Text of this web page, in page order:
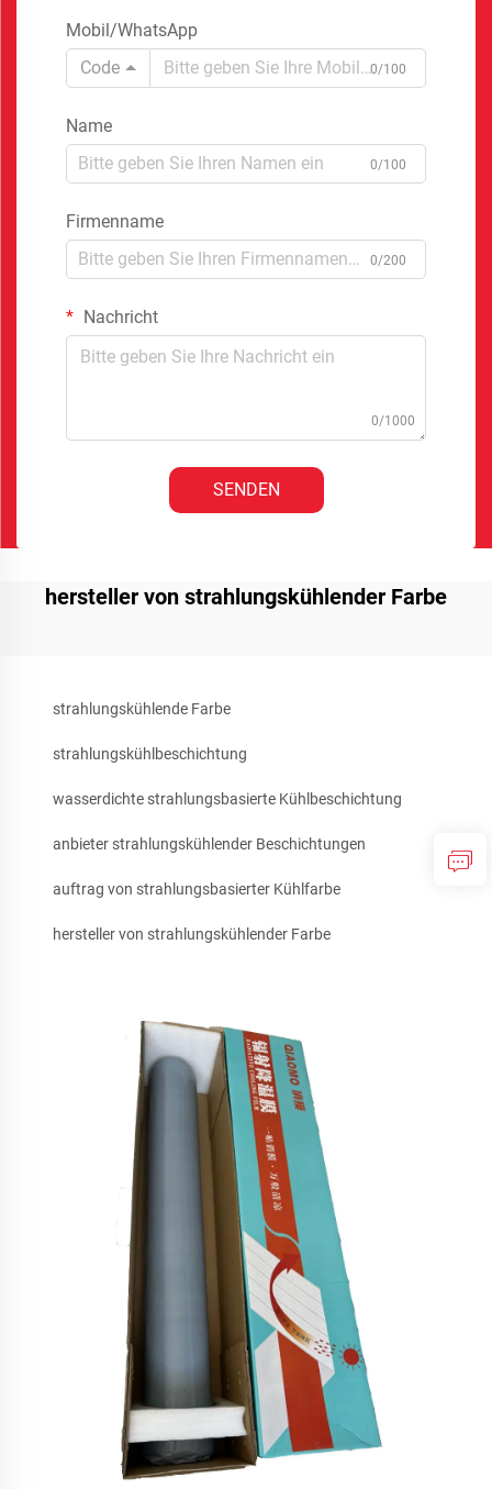
Mobil/WhatsApp
Code
0/100
Name
0/100
Firmenname
0/200
Nachricht
0/1000
SENDEN
hersteller von strahlungskühlender Farbe
strahlungskühlende Farbe
strahlungskühlbeschichtung
wasserdichte strahlungsbasierte Kühlbeschichtung
anbieter strahlungskühlender Beschichtungen
auftrag von strahlungsbasierter Kühlfarbe
hersteller von strahlungskühlender Farbe